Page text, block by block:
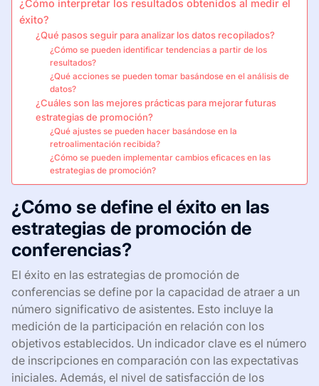
¿Cómo interpretar los resultados obtenidos al medir el
éxito?
¿Qué pasos seguir para analizar los datos recopilados?
¿Cómo se pueden identificar tendencias a partir de los
resultados?
¿Qué acciones se pueden tomar basándose en el análisis de
datos?
¿Cuáles son las mejores prácticas para mejorar futuras
estrategias de promoción?
¿Qué ajustes se pueden hacer basándose en la
retroalimentación recibida?
¿Cómo se pueden implementar cambios eficaces en las
estrategias de promoción?
¿Cómo se define el éxito en las
estrategias de promoción de
conferencias?
El éxito en las estrategias de promoción de
conferencias se define por la capacidad de atraer a un
número significativo de asistentes. Esto incluye la
medición de la participación en relación con los
objetivos establecidos. Un indicador clave es el número
de inscripciones en comparación con las expectativas
iniciales. Además, el nivel de satisfacción de los